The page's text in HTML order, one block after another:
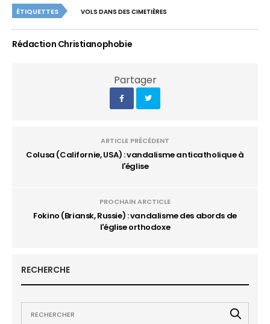
ÉTIQUETTES VOLS DANS DES CIMETIÈRES
Rédaction Christianophobie
Partager
ARTICLE PRÉCÉDENT
Colusa (Californie, USA) : vandalisme anticatholique à
l'église
PROCHAIN ARCTICLE
Fokino (Briansk, Russie) : vandalisme des abords de
l'église orthodoxe
RECHERCHE